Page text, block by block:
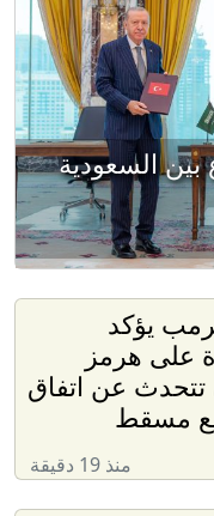
بين السعودية
يؤكد
على هرمز
عن اتفاق
مسقط
منذ 19 دقيقة